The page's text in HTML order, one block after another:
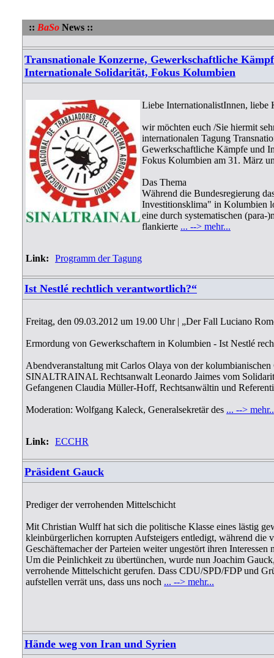
:: BaSo News ::
Transnationale Konzerne, Gewerkschaftliche
Internationale Solidarität, Fokus Kolumbien
Liebe InternationalistInnen, liebe
wir möchten euch /Sie hiermit
internationalen Tagung
Gewerkschaftliche Kämpfe und
Fokus Kolumbien am 31. März
Das Thema
Während die Bundesregierung
Investitionsklima" in Kolumbien
eine durch systematischen (para-
flankierte ... --> mehr...
Link: Programm der Tagung
Ist Nestlé rechtlich verantwortlich?“
Freitag, den 09.03.2012 um 19.00 Uhr | „Der Fall Luciano
Ermordung von Gewerkschaftern in Kolumbien - Ist Nestlé
Abendveranstaltung mit Carlos Olaya von der kolumbianischen
SINALTRAINAL Rechtsanwalt Leonardo Jaimes vom
Gefangenen Claudia Müller-Hoff, Rechtsanwältin und
Moderation: Wolfgang Kaleck, Generalsekretär des ... -->
Link: ECCHR
Präsident Gauck
Prediger der verrohenden Mittelschicht
Mit Christian Wulff hat sich die politische Klasse eines lästig
kleinbürgerlichen korrupten Aufsteigers entledigt, während die
Geschäftemacher der Parteien weiter ungestört ihren Interessen
Um die Peinlichkeit zu übertünchen, wurde nun Joachim
verrohende Mittelschicht gerufen. Dass CDU/SPD/FDP und
aufstellen verrät uns, dass uns noch ... --> mehr...
Hände weg von Iran und Syrien